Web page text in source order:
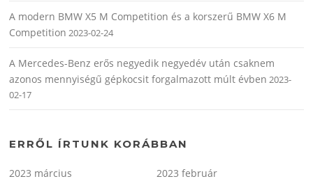
A modern BMW X5 M Competition és a korszerű BMW X6 M
Competition 2023-02-24
A Mercedes-Benz erős negyedik negyedév után csaknem
azonos mennyiségű gépkocsit forgalmazott múlt évben 2023-
02-17
ERRŐL ÍRTUNK KORÁBBAN
2023 március
2023 február